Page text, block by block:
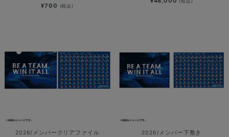
¥700 (税込)
2026/メンバークリアファイル 2026/メンバー下敷き